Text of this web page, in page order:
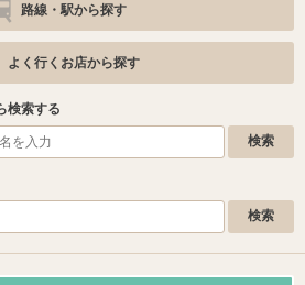
路線・駅から探す
よく行くお店から探す
検索する